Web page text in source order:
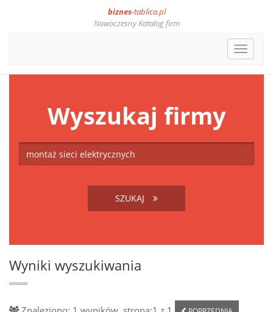
biznes-tablica.pl
Nowoczesny Katalog firm
Toggle
Wyszukaj firmy
SZUKAJ
Wyniki wyszukiwania